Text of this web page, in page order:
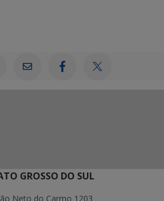
GROSSO DO SUL
Neto do Carmo 1203